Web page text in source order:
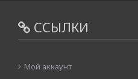
ССЫЛКИ
Мой аккаунт